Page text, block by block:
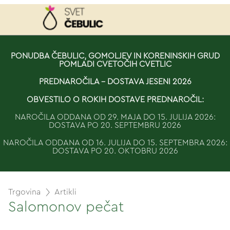
VAŠA KOŠARICA JE
PONUDBA ČEBULIC, GOMOLJEV IN KORENINSKIH GRUD
POMLADI CVETOČIH CVETLIC
PREDNAROČILA - DOSTAVA JESENI 2026
OBVESTILO O ROKIH DOSTAVE PREDNAROČIL:
NAROČILA ODDANA OD 29. MAJA DO 15. JULIJA 2026:
DOSTAVA PO 20. SEPTEMBRU 2026
NAROČILA ODDANA OD 16. JULIJA DO 15. SEPTEMBRA 2026:
DOSTAVA PO 20. OKTOBRU 2026
Trgovina Artikli
Salomonov pečat